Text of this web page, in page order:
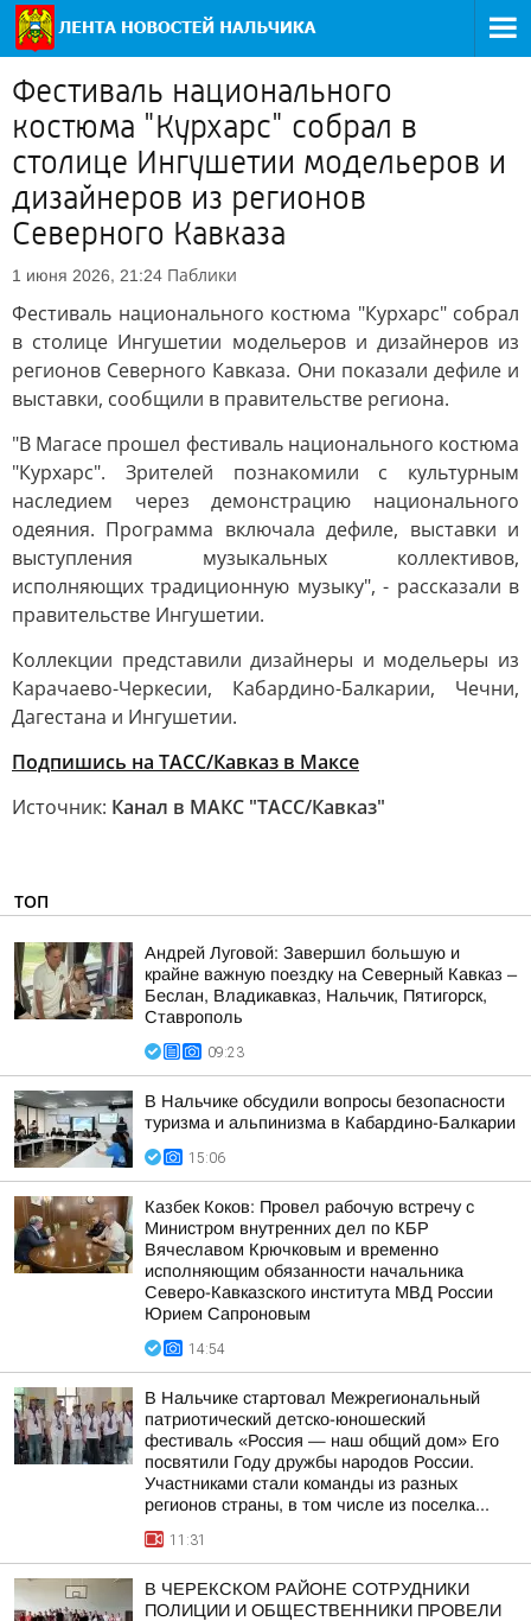
Фестиваль национального
костюма "Курхарс" собрал в
столице Ингушетии модельеров и
дизайнеров из регионов
Северного Кавказа
1 июня 2026, 21:24 Паблики
Фестиваль национального костюма "Курхарс" собрал
в столице Ингушетии модельеров и дизайнеров из
регионов Северного Кавказа. Они показали дефиле и
выставки, сообщили в правительстве региона.
"В Магасе прошел фестиваль национального костюма
"Курхарс". Зрителей познакомили с культурным
наследием через демонстрацию национального
одеяния. Программа включала дефиле, выставки и
выступления музыкальных коллективов,
исполняющих традиционную музыку", - рассказали в
правительстве Ингушетии.
Коллекции представили дизайнеры и модельеры из
Карачаево-Черкесии, Кабардино-Балкарии, Чечни,
Дагестана и Ингушетии.
Подпишись на ТАСС/Кавказ в Максе
Источник: Канал в МАКС "ТАСС/Кавказ"
ТОП
Андрей Луговой: Завершил большую и
крайне важную поездку на Северный Кавказ –
Беслан, Владикавказ, Нальчик, Пятигорск,
Ставрополь
09:23
В Нальчике обсудили вопросы безопасности
туризма и альпинизма в Кабардино-Балкарии
15:06
Казбек Коков: Провел рабочую встречу с
Министром внутренних дел по КБР
Вячеславом Крючковым и временно
исполняющим обязанности начальника
Северо-Кавказского института МВД России
Юрием Сапроновым
14:54
В Нальчике стартовал Межрегиональный
патриотический детско-юношеский
фестиваль «Россия — наш общий дом» Его
посвятили Году дружбы народов России.
Участниками стали команды из разных
регионов страны, в том числе из поселка...
11:31
В ЧЕРЕКСКОМ РАЙОНЕ СОТРУДНИКИ
ПОЛИЦИИ И ОБЩЕСТВЕННИКИ ПРОВЕЛИ